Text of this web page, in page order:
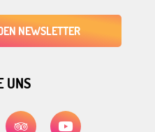
NEWSLETTER
UNS